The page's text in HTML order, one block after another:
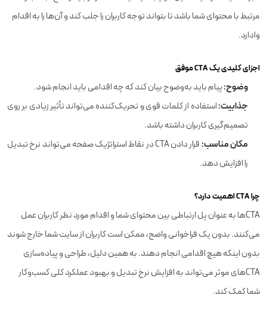
مرتبط با محتوای شما باشد تا بتواند توجه کاربران را جلب کند و آن‌ها را به اقدام
وادارد.
اجزای کلیدی یک CTA موفق
وضوح:پیام باید به‌وضوح بیان کند که چه اقدامی باید انجام شود.
جذابیت:استفاده از کلمات قوی و تحریک‌کننده می‌تواند تأثیر زیادی بر روی
تصمیم‌گیری کاربران داشته باشد.
مکان مناسب:
قرار دادن CTA در نقاط استراتژیک صفحه می‌تواند نرخ تبدیل
را افزایش دهد.
چرا CTA اهمیت دارد؟
CTAها به عنوان پل ارتباطی بین محتوای شما و اقدام مورد نظر کاربران عمل
می‌کنند. بدون یک فراخوانی واضح، ممکن است کاربران از سایت شما خارج شوند
بدون اینکه هیچ اقدامی انجام دهند. به همین دلیل، طراحی و پیاده‌سازی
CTAهای موثر می‌تواند به افزایش نرخ تبدیل و بهبود عملکرد کلی کسب‌وکار
شما کمک کند.